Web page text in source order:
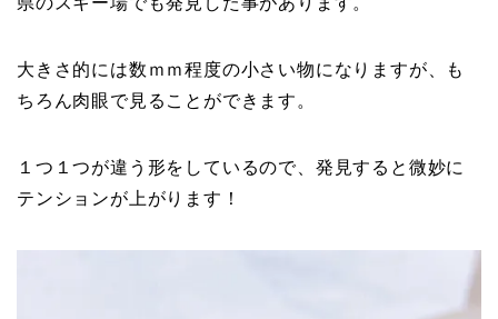
大きさ的には数ｍｍ程度の小さい物になりますが、も
ちろん肉眼で見ることができます。
１つ１つが違う形をしているので、発見すると微妙に
テンションが上がります！